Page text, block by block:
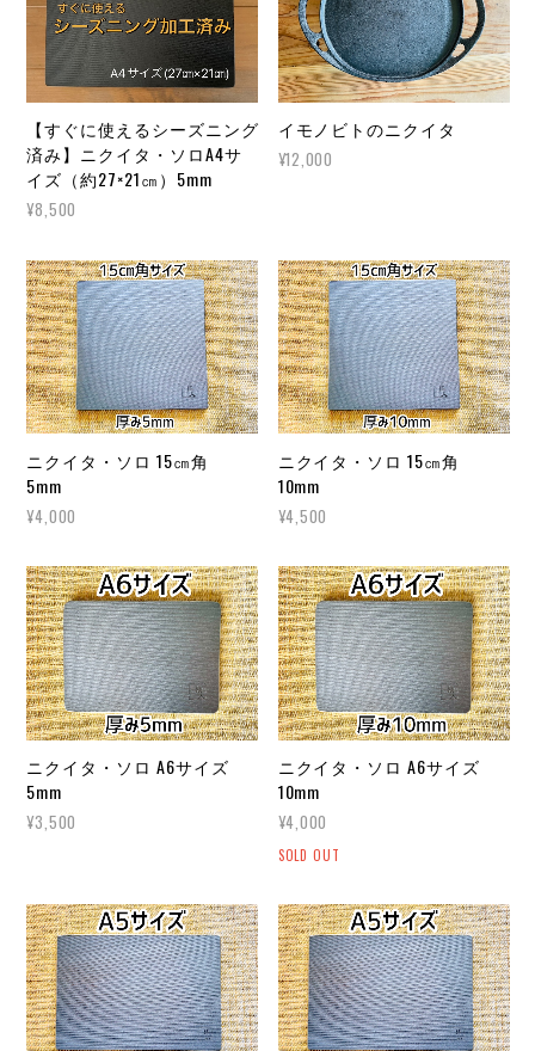
【すぐに使えるシーズニング
済み】ニクイタ・ソロA4サ
イズ（約27×21㎝）5mm
¥8,500
イモノビトのニクイタ
¥12,000
ニクイタ・ソロ 15㎝角
5mm
¥4,000
ニクイタ・ソロ 15㎝角
10mm
¥4,500
ニクイタ・ソロ A6サイズ
5mm
¥3,500
ニクイタ・ソロ A6サイズ
10mm
¥4,000
SOLD OUT